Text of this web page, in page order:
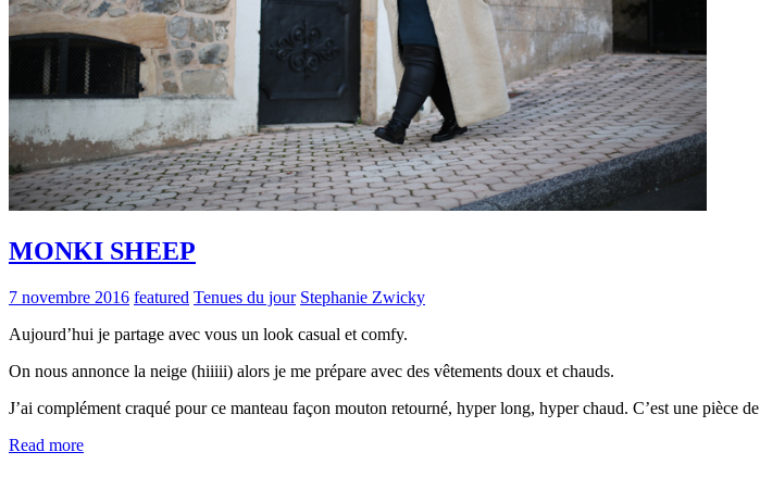
MONKI SHEEP
7 novembre 2016 featured Tenues du jour Stephanie Zwicky
Aujourd’hui je partage avec vous un look casual et comfy.
On nous annonce la neige (hiiiii) alors je me prépare avec des vêtements doux et chauds.
J’ai complément craqué pour ce manteau façon mouton retourné, hyper long, hyper chaud. C’est une pièce de
Read more